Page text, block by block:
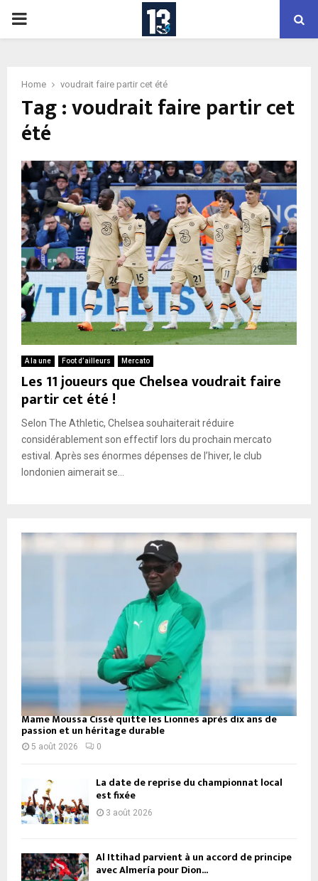
PRIMARY
Home voudrait faire partir cet été
Tag : voudrait faire partir cet
été
A la une Foot d’ailleurs Mercato
Les 11 joueurs que Chelsea voudrait faire
partir cet été !
Selon The Athletic, Chelsea souhaiterait réduire
considérablement son effectif lors du prochain mercato
estival. Après ses énormes dépenses de l’hiver, le club
londonien aimerait se...
Mame Moussa Cissé quitte les Lionnes après dix ans de
passion et un héritage durable
5 août 2026 0
La date de reprise du championnat local
est fixée
3 août 2026
Al Ittihad parvient à un accord de principe
avec Almería pour Dion...